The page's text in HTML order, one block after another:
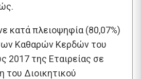
κατά πλειοψηφία (80,07%)
Καθαρών Κερδών του
2017 της Εταιρείας σε
του Διοικητικού